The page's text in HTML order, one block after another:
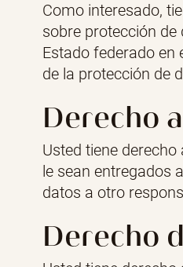
Como interesado,
sobre protección de
Estado federado en
de la protección de
Derecho
Usted tiene
le sean entregados
datos a otro
Derecho